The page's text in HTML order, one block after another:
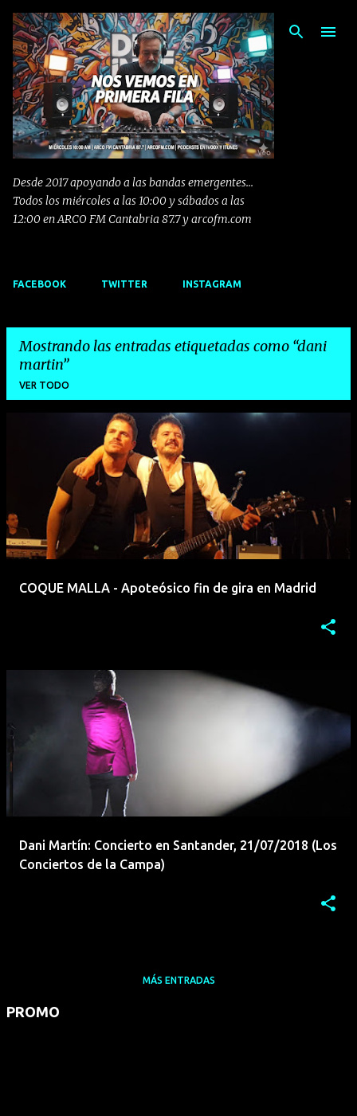
Ir al contenido principal
Desde 2017 apoyando a las bandas emergentes...
Todos los miércoles a las 10:00 y sábados a las
12:00 en ARCO FM Cantabria 87.7 y arcofm.com
FACEBOOK TWITTER INSTAGRAM
Mostrando las entradas etiquetadas como dani
martin
VER TODO
a
d
COQUE MALLA - Apoteósico fin de gira en Madrid
Dani Martín: Concierto en Santander, 21/07/2018 (Los
Conciertos de la Campa)
MÁS ENTRADAS
PROMO